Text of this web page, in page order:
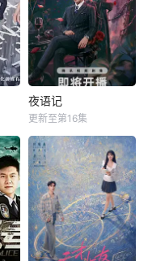
夜语记
更新至第16集